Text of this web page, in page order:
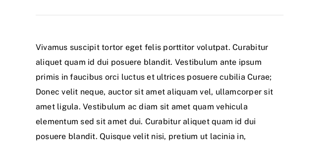
Vivamus suscipit tortor eget felis porttitor volutpat. Curabitur
aliquet quam id dui posuere blandit. Vestibulum ante ipsum
primis in faucibus orci luctus et ultrices posuere cubilia Curae;
Donec velit neque, auctor sit amet aliquam vel, ullamcorper sit
amet ligula. Vestibulum ac diam sit amet quam vehicula
elementum sed sit amet dui. Curabitur aliquet quam id dui
posuere blandit. Quisque velit nisi, pretium ut lacinia in,